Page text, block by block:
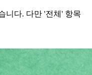
니다. 다만 '전체' 항목